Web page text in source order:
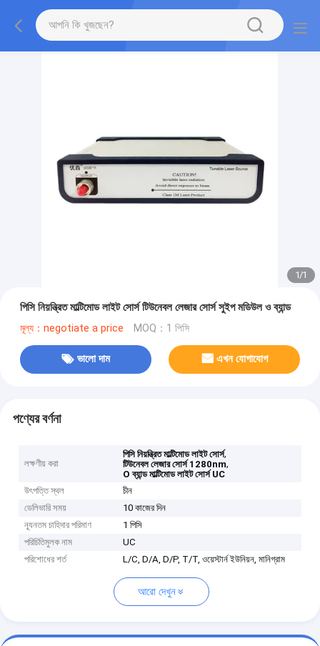
1/1
পিসি নিয়ন্ত্রিত মাল্টিমোড লাইট সোর্স টিউনেবল লেজার সোর্স সুইপ মডিউল ও ব্যান্ড
মূল্য：negotiate a price MOQ：1 পিসি
ভালো দাম এখন যোগাযোগ
পণ্যের বর্ণনা
লক্ষণীয় করা
পিসি নিয়ন্ত্রিত মাল্টিমোড লাইট সোর্স,
টিউনেবল লেজার সোর্স 1280nm,
O ব্যান্ড মাল্টিমোড লাইট সোর্স UC
উৎপত্তি স্থল
চীন
ডেলিভারি সময়
10 কাজের দিন
ন্যূনতম চাহিদার পরিমাণ
1 পিসি
পরিচিতিমুলক নাম
UC
পরিশোধের শর্ত
L/C, D/A, D/P, T/T, ওয়েস্টার্ন ইউনিয়ন, মানিগ্রাম
আরো দেখুন